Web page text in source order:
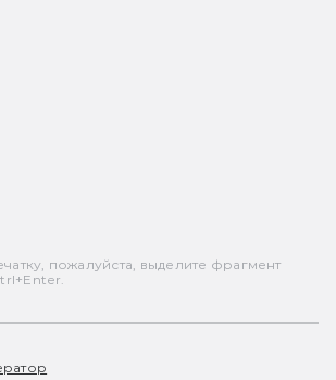
пожалуйста, выделите фрагмент